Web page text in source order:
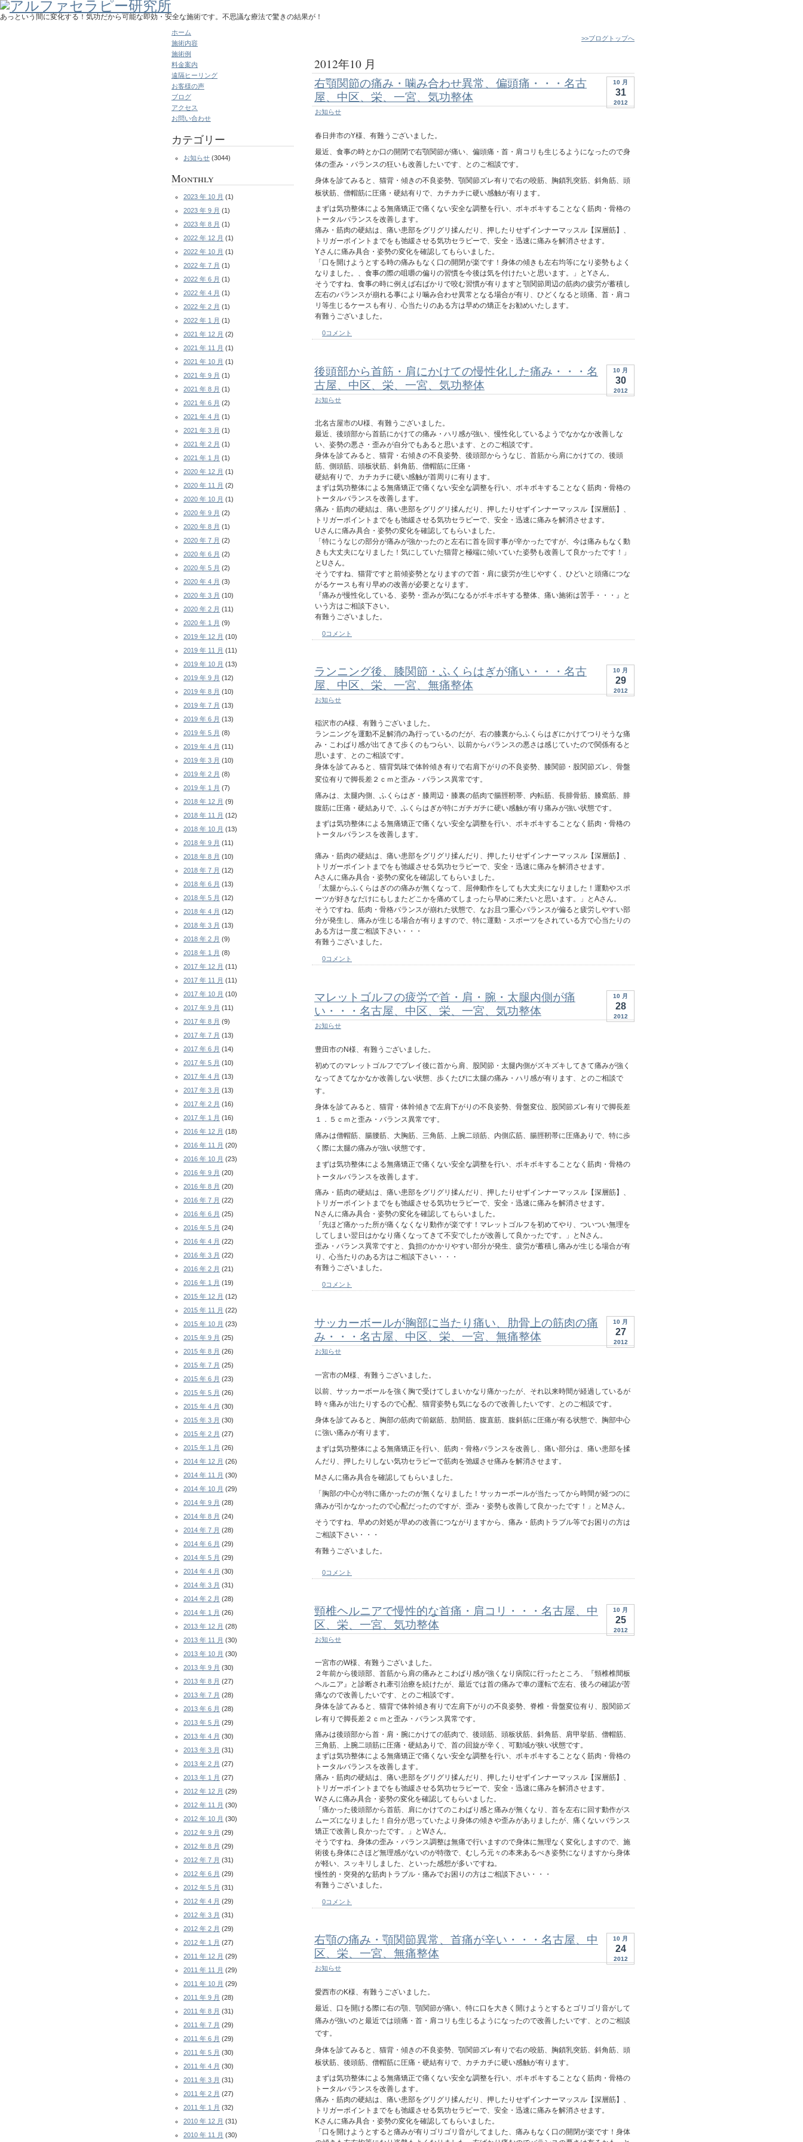
あっという間に変化する！気功だから可能な即効・安全な施術です。不思議な療法で驚きの結果が！
>>ブログトップへ
2012年10 月
10 月
31
2012
右顎関節の痛み・噛み合わせ異常、偏頭痛・・・名古
屋、中区、栄、一宮、気功整体
お知らせ
春日井市のY様、有難うございました。
最近、食事の時とか口の開閉で右顎関節が痛い、偏頭痛・首・肩コリも生じるようになったので身
体の歪み・バランスの狂いも改善したいです、とのご相談です。
身体を診てみると、猫背・傾きの不良姿勢、顎関節ズレ有りで右の咬筋、胸鎖乳突筋、斜角筋、頭
板状筋、僧帽筋に圧痛・硬結有りで、カチカチに硬い感触が有ります。
まずは気功整体による無痛矯正で痛くない安全な調整を行い、ボキボキすることなく筋肉・骨格の
トータルバランスを改善します。
痛み・筋肉の硬結は、痛い患部をグリグリ揉んだり、押したりせずインナーマッスル【深層筋】、
トリガーポイントまでをも弛緩させる気功セラピーで、安全・迅速に痛みを解消させます。
Yさんに痛み具合・姿勢の変化を確認してもらいました。
「口を開けようとする時の痛みもなく口の開閉が楽です！身体の傾きも左右均等になり姿勢もよく
なりました。、食事の際の咀嚼の偏りの習慣を今後は気を付けたいと思います。」とYさん。
そうですね、食事の時に例えば右ばかりで咬む習慣が有りますと顎関節周辺の筋肉の疲労が蓄積し
左右のバランスが崩れる事により噛み合わせ異常となる場合が有り、ひどくなると頭痛、首・肩コ
リ等生じるケースも有り、心当たりのある方は早めの矯正をお勧めいたします。
有難うございました。
0コメント
10 月
30
2012
後頭部から首筋・肩にかけての慢性化した痛み・・・名
古屋、中区、栄、一宮、気功整体
お知らせ
北名古屋市のU様、有難うございました。
最近、後頭部から首筋にかけての痛み・ハリ感が強い、慢性化しているようでなかなか改善しな
い、姿勢の悪さ・歪みが自分でもあると思います、とのご相談です。
身体を診てみると、猫背・右傾きの不良姿勢、後頭部からうなじ、首筋から肩にかけての、後頭
筋、側頭筋、頭板状筋、斜角筋、僧帽筋に圧痛・
硬結有りで、カチカチに硬い感触が首周りに有ります。
まずは気功整体による無痛矯正で痛くない安全な調整を行い、ボキボキすることなく筋肉・骨格の
トータルバランスを改善します。
痛み・筋肉の硬結は、痛い患部をグリグリ揉んだり、押したりせずインナーマッスル【深層筋】、
トリガーポイントまでをも弛緩させる気功セラピーで、安全・迅速に痛みを解消させます。
Uさんに痛み具合・姿勢の変化を確認してもらいました。
「特にうなじの部分が痛みが強かったのと左右に首を回す事が辛かったですが、今は痛みもなく動
きも大丈夫になりました！気にしていた猫背と極端に傾いていた姿勢も改善して良かったです！」
とUさん。
そうですね、猫背ですと前傾姿勢となりますので首・肩に疲労が生じやすく、ひどいと頭痛につな
がるケースも有り早めの改善が必要となります。
『痛みが慢性化している、姿勢・歪みが気になるがボキボキする整体、痛い施術は苦手・・・』と
いう方はご相談下さい。
有難うございました。
0コメント
10 月
29
2012
ランニング後、膝関節・ふくらはぎが痛い・・・名古
屋、中区、栄、一宮、無痛整体
お知らせ
稲沢市のA様、有難うございました。
ランニングを運動不足解消の為行っているのだが、右の膝裏からふくらはぎにかけてつりそうな痛
み・こわばり感が出てきて歩くのもつらい、以前からバランスの悪さは感じていたので関係有ると
思います、とのご相談です。
身体を診てみると、猫背気味で体幹傾き有りで右肩下がりの不良姿勢、膝関節・股関節ズレ、骨盤
変位有りで脚長差２ｃｍと歪み・バランス異常です。
痛みは、太腿内側、ふくらはぎ・膝周辺・膝裏の筋肉で腸脛靭帯、内転筋、長腓骨筋、膝窩筋、腓
腹筋に圧痛・硬結ありで、ふくらはぎが特にガチガチに硬い感触が有り痛みが強い状態です。
まずは気功整体による無痛矯正で痛くない安全な調整を行い、ボキボキすることなく筋肉・骨格の
トータルバランスを改善します。
痛み・筋肉の硬結は、痛い患部をグリグリ揉んだり、押したりせずインナーマッスル【深層筋】、
トリガーポイントまでをも弛緩させる気功セラピーで、安全・迅速に痛みを解消させます。
Aさんに痛み具合・姿勢の変化を確認してもらいました。
「太腿からふくらはぎのの痛みが無くなって、屈伸動作をしても大丈夫になりました！運動やスポ
ーツが好きなだけにもしまたどこかを痛めてしまったら早めに来たいと思います。」とAさん。
そうですね、筋肉・骨格バランスが崩れた状態で、なお且つ重心バランスが偏ると疲労しやすい部
分が発生し、痛みが生じる場合が有りますので、特に運動・スポーツをされている方で心当たりの
ある方は一度ご相談下さい・・・
有難うございました。
0コメント
10 月
28
2012
マレットゴルフの疲労で首・肩・腕・太腿内側が痛
い・・・名古屋、中区、栄、一宮、気功整体
お知らせ
豊田市のN様、有難うございました。
初めてのマレットゴルフでプレイ後に首から肩、股関節・太腿内側がズキズキしてきて痛みが強く
なってきてなかなか改善しない状態、歩くたびに太腿の痛み・ハリ感が有ります、とのご相談で
す。
身体を診てみると、猫背・体幹傾きで左肩下がりの不良姿勢、骨盤変位、股関節ズレ有りで脚長差
１．５ｃｍと歪み・バランス異常です。
痛みは僧帽筋、腸腰筋、大胸筋、三角筋、上腕二頭筋、内側広筋、腸脛靭帯に圧痛ありで、特に歩
く際に太腿の痛みが強い状態です。
まずは気功整体による無痛矯正で痛くない安全な調整を行い、ボキボキすることなく筋肉・骨格の
トータルバランスを改善します。
痛み・筋肉の硬結は、痛い患部をグリグリ揉んだり、押したりせずインナーマッスル【深層筋】、
トリガーポイントまでをも弛緩させる気功セラピーで、安全・迅速に痛みを解消させます。
Nさんに痛み具合・姿勢の変化を確認してもらいました。
「先ほど痛かった所が痛くなくなり動作が楽です！マレットゴルフを初めてやり、ついつい無理を
してしまい翌日はかなり痛くなってきて不安でしたが改善して良かったです。」とNさん。
歪み・バランス異常ですと、負担のかかりやすい部分が発生、疲労が蓄積し痛みが生じる場合が有
り、心当たりのある方はご相談下さい・・・
有難うございました。
0コメント
10 月
27
2012
サッカーボールが胸部に当たり痛い、肋骨上の筋肉の痛
み・・・名古屋、中区、栄、一宮、無痛整体
お知らせ
一宮市のM様、有難うございました。
以前、サッカーボールを強く胸で受けてしまいかなり痛かったが、それ以来時間が経過しているが
時々痛みが出たりするので心配、猫背姿勢も気になるので改善したいです、とのご相談です。
身体を診てみると、胸部の筋肉で前鋸筋、肋間筋、腹直筋、腹斜筋に圧痛が有る状態で、胸部中心
に強い痛みが有ります。
まずは気功整体による無痛矯正を行い、筋肉・骨格バランスを改善し、痛い部分は、痛い患部を揉
んだり、押したりしない気功セラピーで筋肉を弛緩させ痛みを解消させます。
Mさんに痛み具合を確認してもらいました。
「胸部の中心が特に痛かったのが無くなりました！サッカーボールが当たってから時間が経つのに
痛みが引かなかったので心配だったのですが、歪み・姿勢も改善して良かったです！」とMさん。
そうですね、早めの対処が早めの改善につながりますから、痛み・筋肉トラブル等でお困りの方は
ご相談下さい・・・
有難うございました。
0コメント
10 月
25
2012
頸椎ヘルニアで慢性的な首痛・肩コリ・・・名古屋、中
区、栄、一宮、気功整体
お知らせ
一宮市のW様、有難うございました。
２年前から後頭部、首筋から肩の痛みとこわばり感が強くなり病院に行ったところ、『頸椎椎間板
ヘルニア』と診断され牽引治療を続けたが、最近では首の痛みで車の運転で左右、後ろの確認が苦
痛なので改善したいです、とのご相談です。
身体を診てみると、猫背で体幹傾き有りで左肩下がりの不良姿勢、脊椎・骨盤変位有り、股関節ズ
レ有りで脚長差２ｃｍと歪み・バランス異常です。
痛みは後頭部から首・肩・腕にかけての筋肉で、後頭筋、頭板状筋、斜角筋、肩甲挙筋、僧帽筋、
三角筋、上腕二頭筋に圧痛・硬結ありで、首の回旋が辛く、可動域が狭い状態です。
まずは気功整体による無痛矯正で痛くない安全な調整を行い、ボキボキすることなく筋肉・骨格の
トータルバランスを改善します。
痛み・筋肉の硬結は、痛い患部をグリグリ揉んだり、押したりせずインナーマッスル【深層筋】、
トリガーポイントまでをも弛緩させる気功セラピーで、安全・迅速に痛みを解消させます。
Wさんに痛み具合・姿勢の変化を確認してもらいました。
「痛かった後頭部から首筋、肩にかけてのこわばり感と痛みが無くなり、首を左右に回す動作がス
ムーズになりました！自分が思っていたより身体の傾きや歪みがありましたが、痛くないバランス
矯正で改善し良かったです。」とWさん。
そうですね、身体の歪み・バランス調整は無痛で行いますので身体に無理なく変化しますので、施
術後も身体にさほど無理感がないのが特徴で、むしろ元々の本来あるべき姿勢になりますから身体
が軽い、スッキリしました、といった感想が多いですね。
慢性的・突発的な筋肉トラブル・痛みでお困りの方はご相談下さい・・・
有難うございました。
0コメント
10 月
24
2012
右顎の痛み・顎関節異常、首痛が辛い・・・名古屋、中
区、栄、一宮、無痛整体
お知らせ
愛西市のK様、有難うございました。
最近、口を開ける際に右の顎、顎関節が痛い、特に口を大きく開けようとするとゴリゴリ音がして
痛みが強いのと最近では頭痛・首・肩コリも生じるようになったので改善したいです、とのご相談
です。
身体を診てみると、猫背・傾きの不良姿勢、顎関節ズレ有りで右の咬筋、胸鎖乳突筋、斜角筋、頭
板状筋、後頭筋、僧帽筋に圧痛・硬結有りで、カチカチに硬い感触が有ります。
まずは気功整体による無痛矯正で痛くない安全な調整を行い、ボキボキすることなく筋肉・骨格の
トータルバランスを改善します。
痛み・筋肉の硬結は、痛い患部をグリグリ揉んだり、押したりせずインナーマッスル【深層筋】、
トリガーポイントまでをも弛緩させる気功セラピーで、安全・迅速に痛みを解消させます。
Kさんに痛み具合・姿勢の変化を確認してもらいました。
「口を開けようとすると痛みが有りゴリゴリ音がしてました、痛みもなく口の開閉が楽です！身体
ホーム
施術内容
施術例
料金案内
遠隔ヒーリング
お客様の声
ブログ
アクセス
お問い合わせ
カテゴリー
お知らせ (3044)
Monthly
2023 年 10 月 (1)
2023 年 9 月 (1)
2023 年 8 月 (1)
2022 年 12 月 (1)
2022 年 10 月 (1)
2022 年 7 月 (1)
2022 年 6 月 (1)
2022 年 4 月 (1)
2022 年 2 月 (1)
2022 年 1 月 (1)
2021 年 12 月 (2)
2021 年 11 月 (1)
2021 年 10 月 (1)
2021 年 9 月 (1)
2021 年 8 月 (1)
2021 年 6 月 (2)
2021 年 4 月 (1)
2021 年 3 月 (1)
2021 年 2 月 (1)
2021 年 1 月 (1)
2020 年 12 月 (1)
2020 年 11 月 (2)
2020 年 10 月 (1)
2020 年 9 月 (2)
2020 年 8 月 (1)
2020 年 7 月 (2)
2020 年 6 月 (2)
2020 年 5 月 (2)
2020 年 4 月 (3)
2020 年 3 月 (10)
2020 年 2 月 (11)
2020 年 1 月 (9)
2019 年 12 月 (10)
2019 年 11 月 (11)
2019 年 10 月 (13)
2019 年 9 月 (12)
2019 年 8 月 (10)
2019 年 7 月 (13)
2019 年 6 月 (13)
2019 年 5 月 (8)
2019 年 4 月 (11)
2019 年 3 月 (10)
2019 年 2 月 (8)
2019 年 1 月 (7)
2018 年 12 月 (9)
2018 年 11 月 (12)
2018 年 10 月 (13)
2018 年 9 月 (11)
2018 年 8 月 (10)
2018 年 7 月 (12)
2018 年 6 月 (13)
2018 年 5 月 (12)
2018 年 4 月 (12)
2018 年 3 月 (13)
2018 年 2 月 (9)
2018 年 1 月 (8)
2017 年 12 月 (11)
2017 年 11 月 (11)
2017 年 10 月 (10)
2017 年 9 月 (11)
2017 年 8 月 (9)
2017 年 7 月 (13)
2017 年 6 月 (14)
2017 年 5 月 (10)
2017 年 4 月 (13)
2017 年 3 月 (13)
2017 年 2 月 (16)
2017 年 1 月 (16)
2016 年 12 月 (18)
2016 年 11 月 (20)
2016 年 10 月 (23)
2016 年 9 月 (20)
2016 年 8 月 (20)
2016 年 7 月 (22)
2016 年 6 月 (25)
2016 年 5 月 (24)
2016 年 4 月 (22)
2016 年 3 月 (22)
2016 年 2 月 (21)
2016 年 1 月 (19)
2015 年 12 月 (12)
2015 年 11 月 (22)
2015 年 10 月 (23)
2015 年 9 月 (25)
2015 年 8 月 (26)
2015 年 7 月 (25)
2015 年 6 月 (23)
2015 年 5 月 (26)
2015 年 4 月 (30)
2015 年 3 月 (30)
2015 年 2 月 (27)
2015 年 1 月 (26)
2014 年 12 月 (26)
2014 年 11 月 (30)
2014 年 10 月 (29)
2014 年 9 月 (28)
2014 年 8 月 (24)
2014 年 7 月 (28)
2014 年 6 月 (29)
2014 年 5 月 (29)
2014 年 4 月 (30)
2014 年 3 月 (31)
2014 年 2 月 (28)
2014 年 1 月 (26)
2013 年 12 月 (28)
2013 年 11 月 (30)
2013 年 10 月 (30)
2013 年 9 月 (30)
2013 年 8 月 (27)
2013 年 7 月 (28)
2013 年 6 月 (28)
2013 年 5 月 (29)
2013 年 4 月 (30)
2013 年 3 月 (31)
2013 年 2 月 (27)
2013 年 1 月 (27)
2012 年 12 月 (29)
2012 年 11 月 (30)
2012 年 10 月 (30)
2012 年 9 月 (29)
2012 年 8 月 (29)
2012 年 7 月 (31)
2012 年 6 月 (29)
2012 年 5 月 (31)
2012 年 4 月 (29)
2012 年 3 月 (31)
2012 年 2 月 (29)
2012 年 1 月 (27)
2011 年 12 月 (29)
2011 年 11 月 (29)
2011 年 10 月 (29)
2011 年 9 月 (28)
2011 年 8 月 (31)
2011 年 7 月 (29)
2011 年 6 月 (29)
2011 年 5 月 (30)
2011 年 4 月 (30)
2011 年 3 月 (31)
2011 年 2 月 (27)
2011 年 1 月 (32)
2010 年 12 月 (31)
2010 年 11 月 (30)